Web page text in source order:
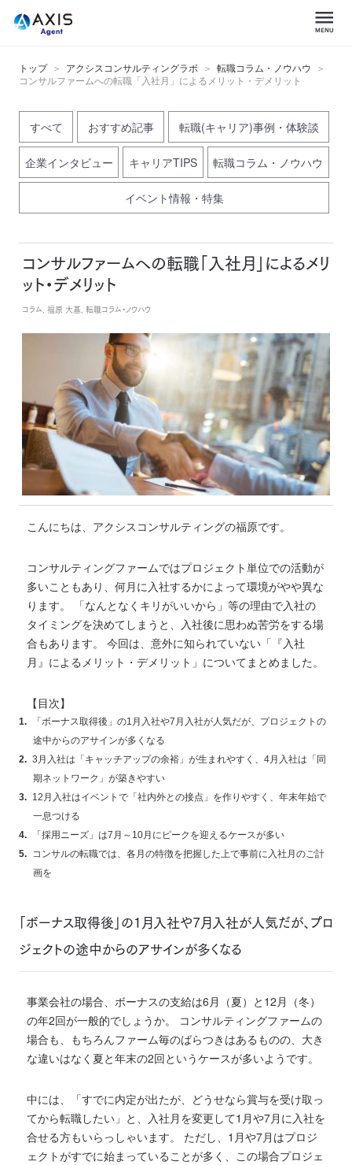
トップ アクシスコンサルティングラボ
転職コラム・ノウハウ
コンサルファームへの転職「入社月」によるメリット・デメリット
すべて おすすめ記事 転職(キャリア)事例・体験談
企業インタビュー キャリアTIPS 転職コラム・ノウハウ
イベント情報・特集
コンサルファームへの転職「入社月」によるメリ
ット・デメリット
コラム, 福原 大基, 転職コラム・ノウハウ
こんにちは、アクシスコンサルティングの福原です。
コンサルティングファームではプロジェクト単位での活動が
多いこともあり、何月に入社するかによって環境がやや異な
ります。 「なんとなくキリがいいから」等の理由で入社の
タイミングを決めてしまうと、入社後に思わぬ苦労をする場
合もあります。 今回は、意外に知られていない「『入社
月』によるメリット・デメリット」についてまとめました。
【目次】
「ボーナス取得後」の1月入社や7月入社が人気だが、プロジェクトの
途中からのアサインが多くなる
3月入社は「キャッチアップの余裕」が生まれやすく、4月入社は「同
期ネットワーク」が築きやすい
12月入社はイベントで「社内外との接点」を作りやすく、年末年始で
一息つける
「採用ニーズ」は7月～10月にピークを迎えるケースが多い
コンサルの転職では、各月の特徴を把握した上で事前に入社月のご計
画を
「ボーナス取得後」の1月入社や7月入社が人気だが、プロ
ジェクトの途中からのアサインが多くなる
事業会社の場合、ボーナスの支給は6月（夏）と12月（冬）
の年2回が一般的でしょうか。 コンサルティングファームの
場合も、もちろんファーム毎のばらつきはあるものの、大き
な違いはなく夏と年末の2回というケースが多いようです。
中には、「すでに内定が出たが、どうせなら賞与を受け取っ
てから転職したい」と、入社月を変更して1月や7月に入社を
合せる方もいらっしゃいます。 ただし、1月や7月はプロジ
ェクトがすでに始まっていることが多く、この場合プロジェ